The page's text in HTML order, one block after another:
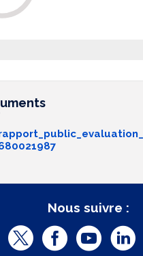
Nous suivre :
T
F
Y